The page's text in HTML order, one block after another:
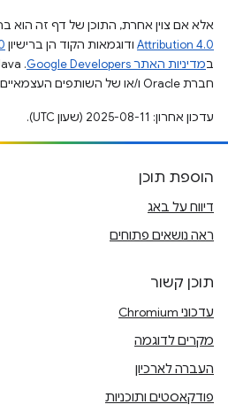
אלא אם צוין אחרת, התוכן של דף זה הוא
Attribution 4.0 ודוגמאות הקוד הן ברישיון
במדיניות האתר Google Developers‏
חברת Oracle ו/או של השותפים העצמאיים שלה.
עדכון אחרון: 2025-08-11 (שעון UTC).
הוספת תוכן
דיווח על באג
ראה נושאים פתוחים
תוכן קשור
עדכוני Chromium
מקרים לדוגמה
העברה לארכיון
פודקאסטים ותוכניות